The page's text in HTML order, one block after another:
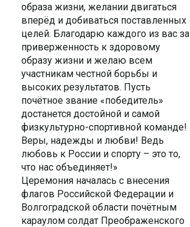
образа жизни, желании двигаться
вперёд и добиваться поставленных
целей. Благодарю каждого из вас за
приверженность к здоровому
образу жизни и желаю всем
участникам честной борьбы и
высоких результатов. Пусть
почётное звание «победитель»
достанется достойной и самой
физкультурно-спортивной команде!
Веры, надежды и любви! Ведь
любовь к России и спорту – это то,
что нас объединяет!»
Церемония началась с внесения
флагов Российской Федерации и
Волгоградской области почётным
караулом солдат Преображенского